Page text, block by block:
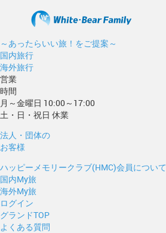
～あったらいい旅！をご提案～
国内旅行
海外旅行
営業
時間
月～金曜日 10:00～17:00
土・日・祝日 休業
法人・団体の
お客様
ハッピーメモリークラブ(HMC)会員について
国内My旅
海外My旅
ログイン
グランドTOP
よくある質問